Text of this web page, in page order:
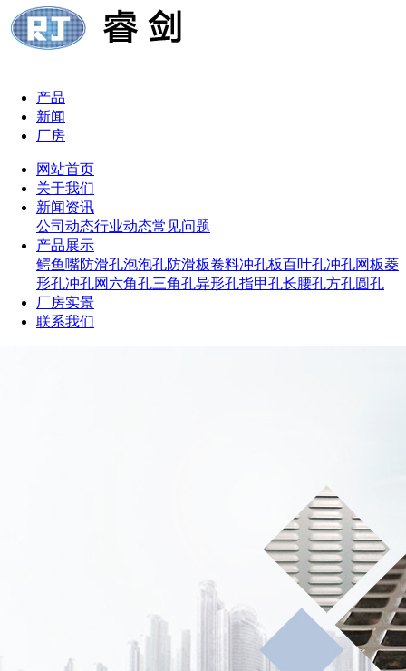
产品
新闻
厂房
网站首页
关于我们
新闻资讯
公司动态行业动态常见问题
产品展示
鳄鱼嘴防滑孔泡泡孔防滑板卷料冲孔板百叶孔冲孔网板菱
形孔冲孔网 六角孔三角孔异形孔指甲孔长腰孔方孔圆孔
厂房实景
联系我们